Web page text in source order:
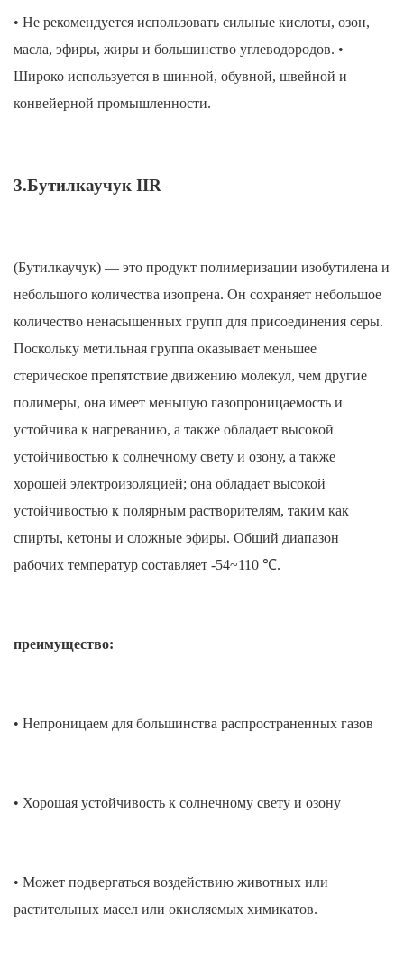
• Не рекомендуется использовать сильные кислоты, озон,
масла, эфиры, жиры и большинство углеводородов. •
Широко используется в шинной, обувной, швейной и
конвейерной промышленности.
3.Бутилкаучук IIR
(Бутилкаучук) — это продукт полимеризации изобутилена и
небольшого количества изопрена. Он сохраняет небольшое
количество ненасыщенных групп для присоединения серы.
Поскольку метильная группа оказывает меньшее
стерическое препятствие движению молекул, чем другие
полимеры, она имеет меньшую газопроницаемость и
устойчива к нагреванию, а также обладает высокой
устойчивостью к солнечному свету и озону, а также
хорошей электроизоляцией; она обладает высокой
устойчивостью к полярным растворителям, таким как
спирты, кетоны и сложные эфиры. Общий диапазон
рабочих температур составляет -54~110 ℃.
преимущество:
• Непроницаем для большинства распространенных газов
• Хорошая устойчивость к солнечному свету и озону
• Может подвергаться воздействию животных или
растительных масел или окисляемых химикатов.